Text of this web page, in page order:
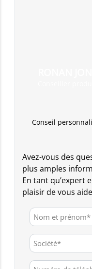
Conseil
Avez-vous des
plus amples
En tant qu’expert
plaisir de vous